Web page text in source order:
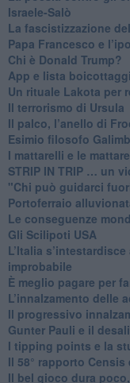
Israele-Salò
​La fascistizzazione
Papa Francesco e
​Chi è Donald Trump?
App e lista
​Un rituale Lakota per
Il terrorismo di Ursula
​Il palco, l’anello di
Esimio filosofo
​I mattarelli e le
​STRIP IN TRIP … un
"Chi può guidarci
​Portoferraio
Le conseguenze
​Gli Scilipoti USA
L’Italia
improbabile
È meglio pagare per
​L’innalzamento delle
​Il progressivo
​Gunter Pauli e il
I tipping points e la
​Il 58° rapporto
​Il bel gioco dura